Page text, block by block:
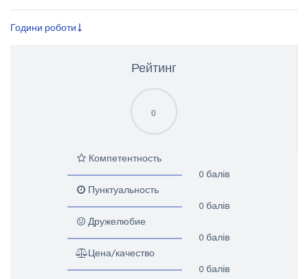
Години роботи
Рейтинг
0
Компетентность
0 балів
Пунктуальность
0 балів
Дружелюбие
0 балів
Цена/качество
0 балів